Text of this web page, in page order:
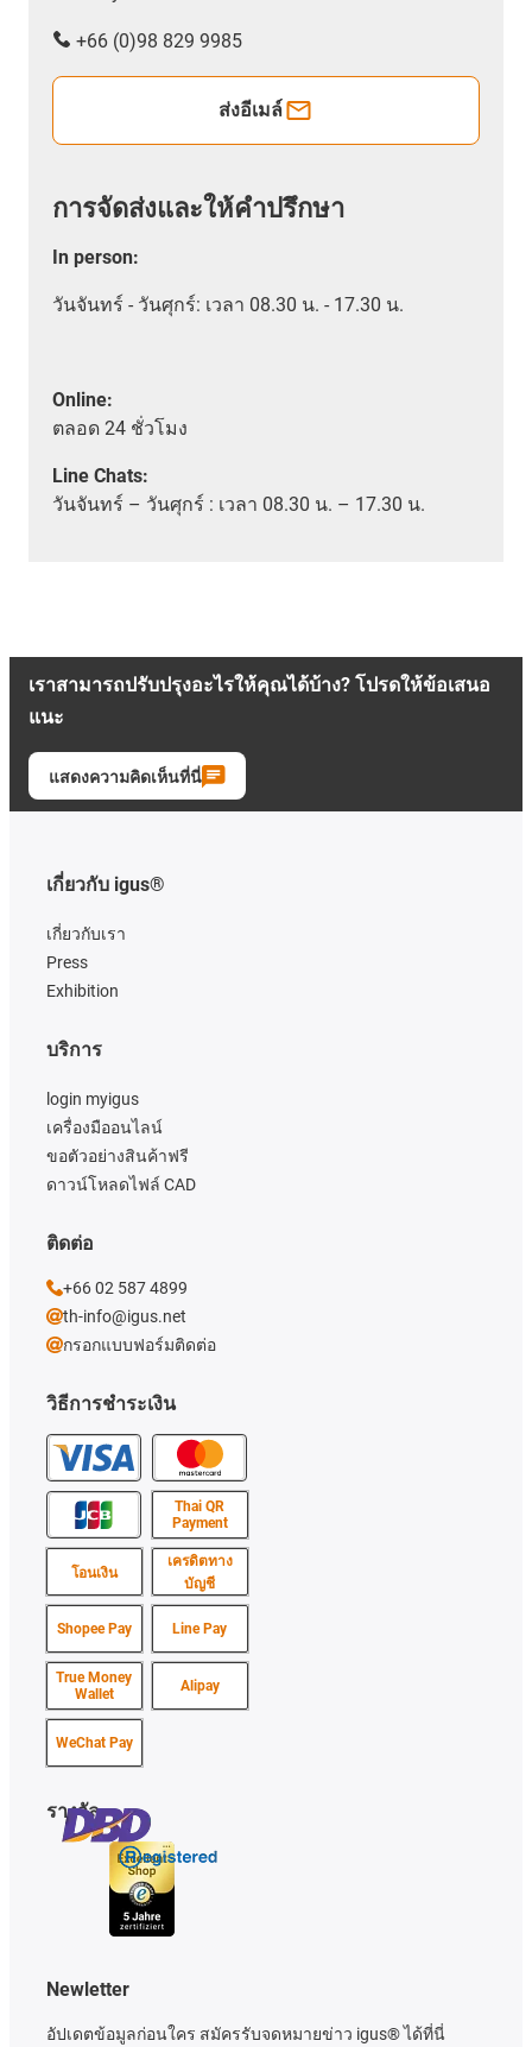
+66 (0)98 829 9985
ส่งอีเมล์
การจัดส่งและให้คำปรึกษา
In person:
วันจันทร์ - วันศุกร์: เวลา 08.30 น. - 17.30 น.
Online:
ตลอด 24 ชั่วโมง
Line Chats:
วันจันทร์ – วันศุกร์ : เวลา 08.30 น. – 17.30 น.
เราสามารถปรับปรุงอะไรให้คุณได้บ้าง? โปรดให้ข้อเสนอ
แนะ
แสดงความคิดเห็นที่นี่
เกี่ยวกับ igus®
เกี่ยวกับเรา
Press
Exhibition
วิธีการชำระเงิน
Thai QR
Payment
โอนเงิน
เครดิตทาง
บัญชี
Shopee Pay Line Pay
True Money
Wallet
Alipay
WeChat Pay
บริการ
login myigus
เครื่องมืออนไลน์
ขอตัวอย่างสินค้าฟรี
ดาวน์โหลดไฟล์ CAD
รางวัล
Newletter
อัปเดตข้อมูลก่อนใคร สมัครรับจดหมายข่าว igus® ได้ที่นี่
ติดต่อ
+66 02 587 4899
th-info@igus.net
กรอกแบบฟอร์มติดต่อ